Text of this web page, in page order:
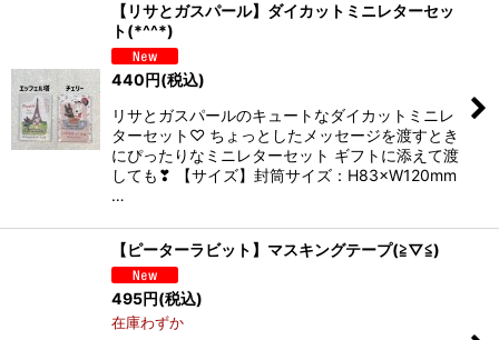
【リサとガスパール】ダイカットミニレターセッ
ト(*^^*)
440円(税込)
リサとガスパールのキュートなダイカットミニレ
ターセット♡ ちょっとしたメッセージを渡すとき
にぴったりなミニレターセット ギフトに添えて渡
しても❣ 【サイズ】封筒サイズ：H83×W120mm
…
【ピーターラビット】マスキングテープ(≧▽≦)
495円(税込)
在庫わずか